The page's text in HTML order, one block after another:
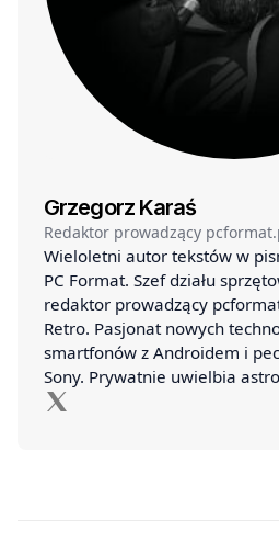
Grzegorz Karaś
Redaktor prowadzący
Wieloletni autor tekstów w
PC Format. Szef działu
redaktor prowadzący
Retro. Pasjonat nowych
smartfonów z Androidem i
Sony. Prywatnie uwielbia